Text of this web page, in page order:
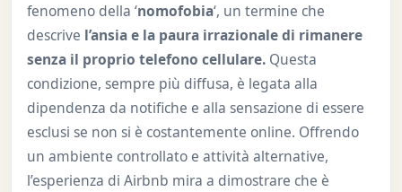
fenomeno della ‘nomofobia‘, un termine che
descrive l’ansia e la paura irrazionale di rimanere
senza il proprio telefono cellulare. Questa
condizione, sempre più diffusa, è legata alla
dipendenza da notifiche e alla sensazione di essere
esclusi se non si è costantemente online. Offrendo
un ambiente controllato e attività alternative,
l’esperienza di Airbnb mira a dimostrare che è